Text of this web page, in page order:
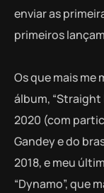
enviar as
primeiros
Os que mais me
álbum, “Straight
2020 (com
Gandey e do
2018, e meu
“Dynamo”, que